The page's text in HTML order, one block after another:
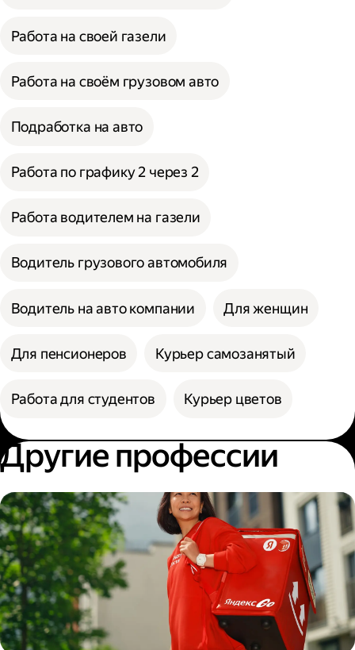
Работа на своей газели
Работа на своём грузовом авто
Подработка на авто
Работа по графику 2 через 2
Работа водителем на газели
Водитель грузового автомобиля
Водитель на авто компании Для женщин
Для пенсионеров Курьер самозанятый
Работа для студентов Курьер цветов
Другие профессии